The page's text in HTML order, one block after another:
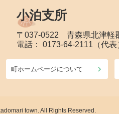
小泊支所
〒037-0522 青森県北津軽
電話： 0173-64-2111（代
町ホームページについて
town. All Rights Reserved.